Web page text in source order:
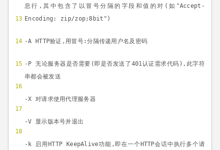
13
14
15
16
17
18
息行 , 其中包含了以冒号分隔的字段和值的对 ( 如 "Accept-
Encoding: zip/zop;8bit")
-A HTTP验证 , 用冒号:分隔传递用户名及密码
-P无论服务器是否需要 ( 即是否发送了 401认证需求代码 ), 此字符
串都会被发送
-X 对请求使用代理服务器
-V 显示版本号并退出
-k 启用 HTTP KeepAlive功能 , 即在一个 HTTP会话中执行多个请